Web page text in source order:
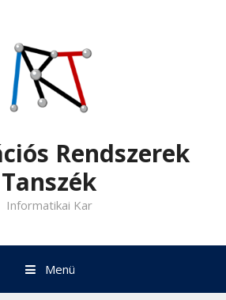
Rendszerek
Tanszék
Informatikai Kar
Menü